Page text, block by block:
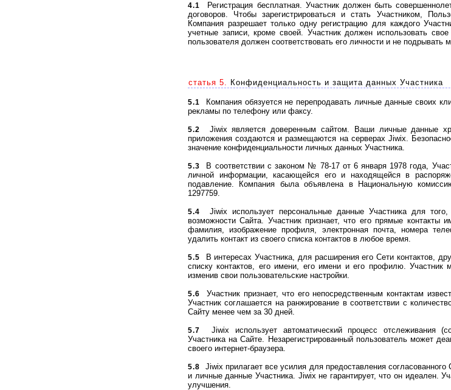
4.1
Регистрация бесплатная. Участник должен быть
договоров. Чтобы зарегистрироваться и стать Участником,
Компания разрешает только одну регистрацию для каждого
учетные записи, кроме своей. Участник должен использовать
пользователя должен соответствовать его личности и не подрывать
статья 5. Конфиденциальность и защита данных Участника
5.1
Компания обязуется не перепродавать личные данные своих
рекламы по телефону или факсу.
5.2
Jiwix является доверенным сайтом. Ваши личные данные
приложения создаются и размещаются на серверах Jiwix.
значение конфиденциальности личных данных Участника.
5.3
В соответствии с законом № 78-17 от 6 января 1978 года,
личной информации, касающейся его и находящейся в
подавление. Компания была объявлена в Национальную
1297759.
5.4
Jiwix использует персональные данные Участника для
возможности Сайта. Участник признает, что его прямые
фамилия, изображение профиля, электронная почта, номера
удалить контакт из своего списка контактов в любое время.
5.5
В интересах Участника, для расширения его Сети контактов,
списку контактов, его имени, его имени и его профилю.
изменив свои пользовательские настройки.
5.6
Участник признает, что его непосредственным контактам
Участник соглашается на ранжирование в соответствии с
Сайту менее чем за 30 дней.
5.7
Jiwix использует автоматический процесс отслеживания
Участника на Сайте. Незарегистрированный пользователь может
своего интернет-браузера.
5.8
Jiwix прилагает все усилия для предоставления
и личные данные Участника. Jiwix не гарантирует, что он идеален.
улучшения.